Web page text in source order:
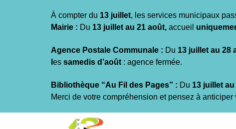
À compter du 13 juillet, les services municipaux
Mairie : Du 13 juillet au 21 août, accueil
Agence Postale Communale : Du 13 juillet au 28
es samedis d’août : agence fermée.
Bibliothèque “Au Fil des Pages” : Du 13 juillet
Merci de votre compréhension et pensez à